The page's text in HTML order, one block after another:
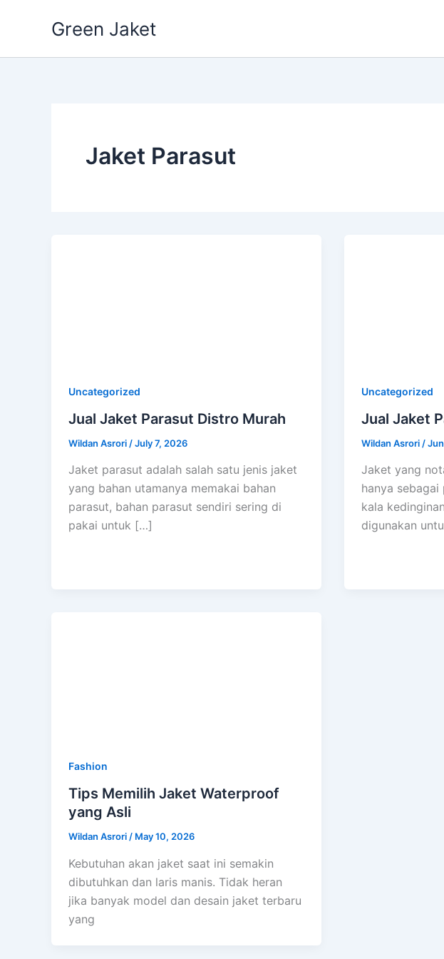
Green Jaket
Jaket Parasut
Uncategorized
Jual Jaket Parasut Distro Murah
Wildan Asrori /July 7, 2026
Jaket parasut adalah salah satu jenis jaket
yang bahan utamanya memakai bahan
parasut, bahan parasut sendiri sering di
pakai untuk […]
Uncategorized
Jual Jaket
Wildan Asrori /
Jaket yang
hanya
kala
digunakan
Fashion
Tips Memilih Jaket Waterproof
yang Asli
Wildan Asrori / May 10, 2026
Kebutuhan akan jaket saat ini semakin
dibutuhkan dan laris manis. Tidak heran
jika banyak model dan desain jaket terbaru
yang